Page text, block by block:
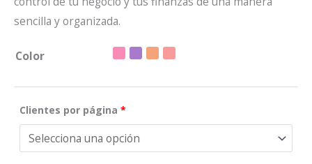
sencilla y organizada.
Color
Clientes por página *